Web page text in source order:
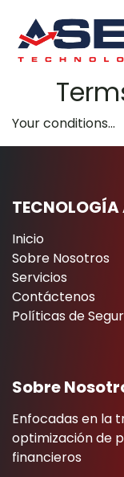
Your conditions...
TECNOLOGÍA
Inicio
Sobre Nosotros
Servicios
Contáctenos
Políticas de
Sobre
Enfocadas en la
optimización de
financieros